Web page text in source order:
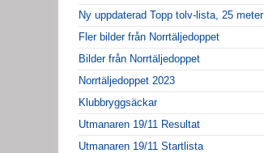
Ny uppdaterad Topp tolv-lista, 25 meter
Fler bilder från Norrtäljedoppet
Bilder från Norrtäljedoppet
Norrtäljedoppet 2023
Klubbryggsäckar
Utmanaren 19/11 Resultat
Utmanaren 19/11 Startlista